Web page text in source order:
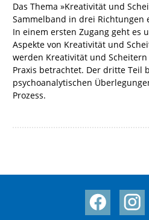
Das Thema »Kreativität und
Sammelband in drei Richtungen
In einem ersten Zugang geht es
Aspekte von Kreativität und
werden Kreativität und
Praxis betrachtet. Der dritte Teil
psychoanalytischen
Prozess.